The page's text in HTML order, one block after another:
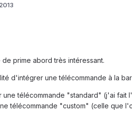
prime abord très intéressant.
d'intégrer une télécommande à la
une télécommande "standard" (j'ai fait
télécommande "custom" (celle que